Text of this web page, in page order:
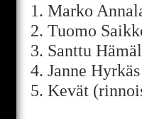
1. Marko
2. Tuomo
3. Santtu
4. Janne
5. Kevät